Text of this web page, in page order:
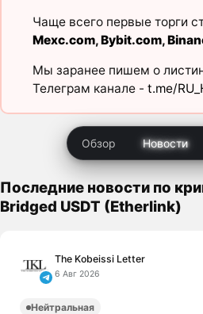
Чаще всего первые торги
Mexc.com,Bybit.com,
Мы заранее пишем о
Телеграм канале - t.me/
Обзор Новости
Последние новости по
Bridged USDT (Etherlink)
The Kobeissi Letter
6 Авг 2026
Нейтральная